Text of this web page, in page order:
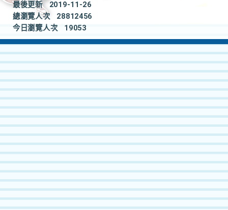
最後更新
2019-11-26
總瀏覽人次
28812456
今日瀏覽人次
19053